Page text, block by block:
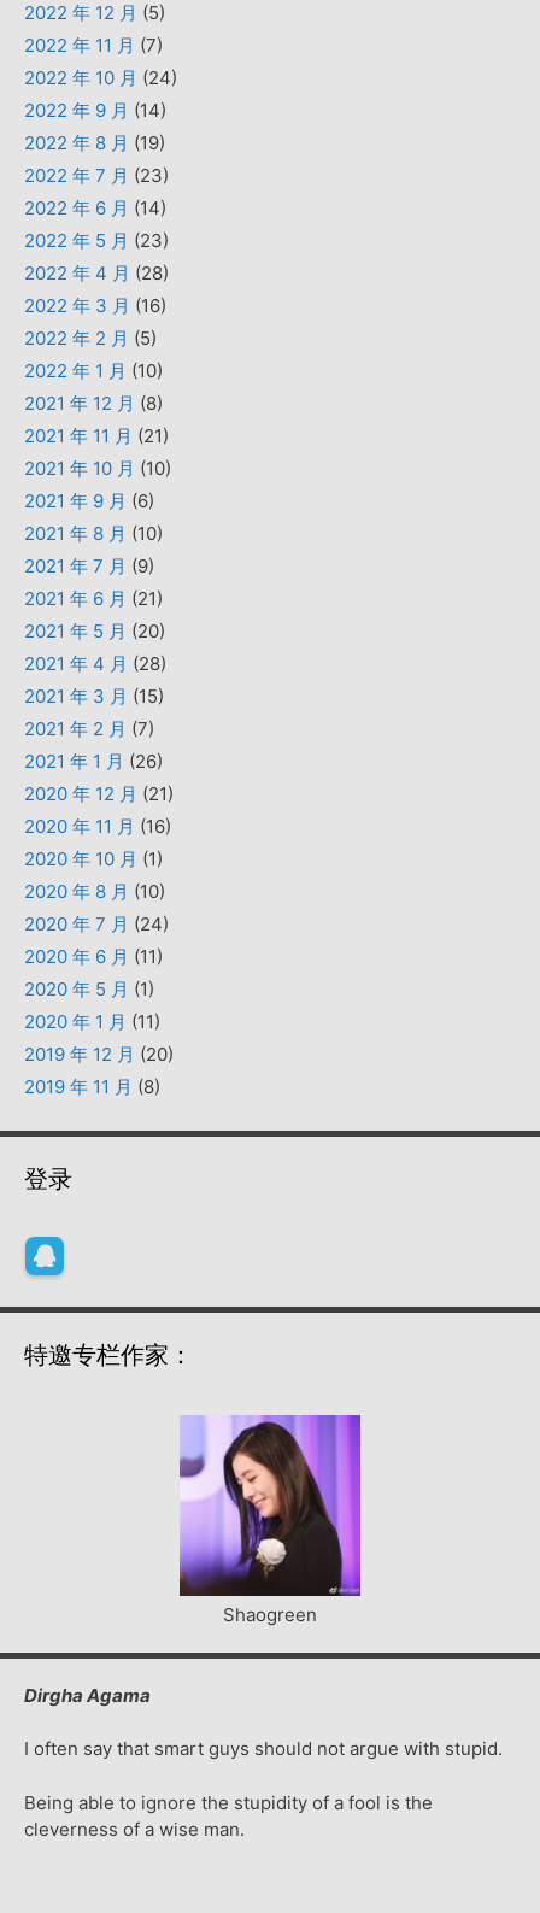
2022 年 12 月 (5)
2022 年 11 月 (7)
2022 年 10 月 (24)
2022 年 9 月 (14)
2022 年 8 月 (19)
2022 年 7 月 (23)
2022 年 6 月 (14)
2022 年 5 月 (23)
2022 年 4 月 (28)
2022 年 3 月 (16)
2022 年 2 月 (5)
2022 年 1 月 (10)
2021 年 12 月 (8)
2021 年 11 月 (21)
2021 年 10 月 (10)
2021 年 9 月 (6)
2021 年 8 月 (10)
2021 年 7 月 (9)
2021 年 6 月 (21)
2021 年 5 月 (20)
2021 年 4 月 (28)
2021 年 3 月 (15)
2021 年 2 月 (7)
2021 年 1 月 (26)
2020 年 12 月 (21)
2020 年 11 月 (16)
2020 年 10 月 (1)
2020 年 8 月 (10)
2020 年 7 月 (24)
2020 年 6 月 (11)
2020 年 5 月 (1)
2020 年 1 月 (11)
2019 年 12 月 (20)
2019 年 11 月 (8)
登录
特邀专栏作家：
Shaogreen
Dirgha Agama
I often say that smart guys should not argue with stupid.
Being able to ignore the stupidity of a fool is the
cleverness of a wise man.